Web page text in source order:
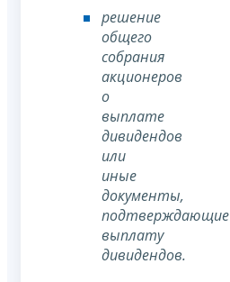
решение
общего
собрания
акционеров
о
выплате
дивидендов
или
иные
документы,
подтверждающие
выплату
дивидендов.